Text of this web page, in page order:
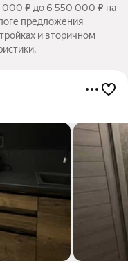
000 ₽ до 6 550 000 ₽ на
предложения
и вторичном